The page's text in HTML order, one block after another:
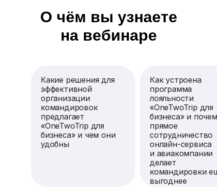
О чём вы узнаете
на вебинаре
Какие решения для
эффективной
организации
командировок
предлагает
«OneTwoTrip для
бизнеса» и чем они
удобны
Как устроена
программа
лояльности
«OneTwoTrip для
бизнеса» и
прямое
сотрудничество
онлайн-сервиса
и авиакомпании
делает
командировки
выгоднее